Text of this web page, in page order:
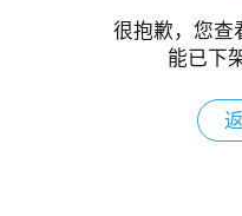
很抱歉，您查
能已下